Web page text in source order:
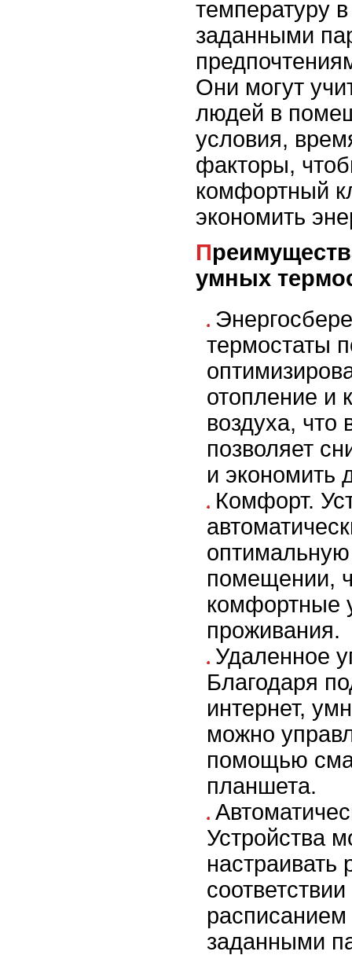
температуру
заданными
Они могут
людей в
условия,
факторы,
комфортный
экономить
Преимущества использования
умных
термостаты
отопление и
воздуха, что
позволяет
и экономить
Комфорт.
помещении,
комфортные
проживания.
Удаленное
Благодаря
интернет,
можно
помощью
планшета.
Устройства
заданными